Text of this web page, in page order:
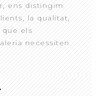
ens distingim
la qualitat,
els
necessiten